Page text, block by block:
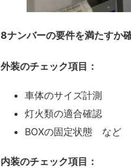
8ナンバーの要件を満たすか
外装のチェック項目：
車体のサイズ計測
灯火類の適合確認
BOXの固定状態 など
内装のチェック項目：